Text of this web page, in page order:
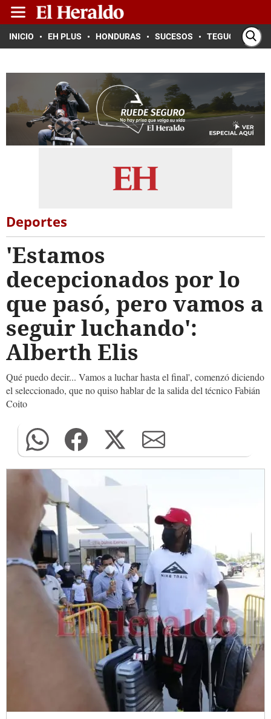
INICIO EH PLUS HONDURAS SUCESOS TEGUCIGALPA
Deportes
'Estamos
decepcionados por lo
que pasó, pero vamos a
seguir luchando':
Alberth Elis
Qué puedo decir... Vamos a luchar hasta el final', comenzó diciendo
el seleccionado, que no quiso hablar de la salida del técnico Fabián
Coito